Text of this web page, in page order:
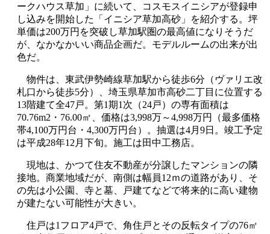
ークハウス草加」に続いて、コスモスイニシアが登録申
し込みを開始した「イニシア草加高砂」を紹介する。坪
単価は200万円を突破し草加駅圏の最高値になりそうだ
が、なかなかいい商品企画だ。モデルルームの出来が出
色だ。
物件は、東武伊勢崎線草加駅から徒歩6分（ヴァリエ改
札口から徒歩5分）、埼玉県草加市高砂二丁目に位置する
13階建て全47戸。第1期1次（24戸）の専有面積は
70.76m2・76.00㎡、価格は3,998万～4,998万円（最多価格
帯4,100万円台・4,300万円台）。抽選は4月9日。竣工予定
は平成28年12月下旬。施工は田中工務店。
現地は、かつて住友不動産が分譲したマンションの隣
接地。商業地域だが、南側は幅員12ｍの道路があり、そ
の先は小公園、寺と墓、戸建てなどで将来的に高い建物
が建たない可能性が大きい。
住戸は1フロア4戸で、角住戸とその反転タイプの76㎡